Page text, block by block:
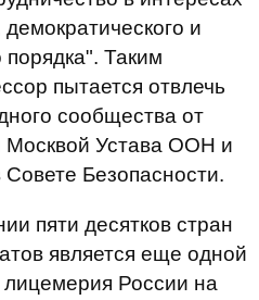
и
порядка". Таким
пытается отвлечь
сообщества от
Устава ООН и
Безопасности.
пяти десятков стран
является еще одной
России на